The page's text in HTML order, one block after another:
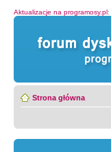
Aktualizacje na programosy.pl:
Strona główna